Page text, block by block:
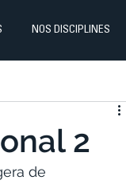
NOS DISCIPLINES
2
de